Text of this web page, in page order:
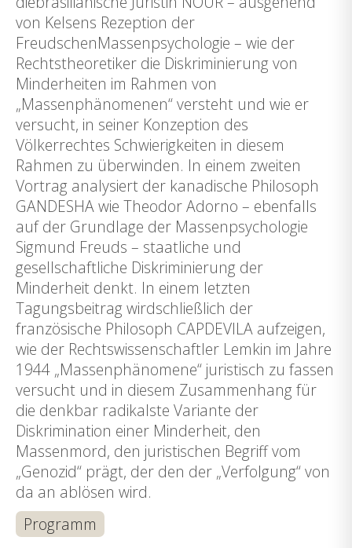
von Kelsens Rezeption der
FreudschenMassenpsychologie – wie der
Rechtstheoretiker die Diskriminierung von
Minderheiten im Rahmen von
„Massenphänomenen“ versteht und wie er
versucht, in seiner Konzeption des
Völkerrechtes Schwierigkeiten in diesem
Rahmen zu überwinden. In einem zweiten
Vortrag analysiert der kanadische Philosoph
GANDESHA wie Theodor Adorno – ebenfalls
auf der Grundlage der Massenpsychologie
Sigmund Freuds – staatliche und
gesellschaftliche Diskriminierung der
Minderheit denkt. In einem letzten
Tagungsbeitrag wirdschließlich der
französische Philosoph CAPDEVILA aufzeigen,
wie der Rechtswissenschaftler Lemkin im Jahre
1944 „Massenphänomene“ juristisch zu fassen
versucht und in diesem Zusammenhang für
die denkbar radikalste Variante der
Diskrimination einer Minderheit, den
Massenmord, den juristischen Begriff vom
„Genozid“ prägt, der den der „Verfolgung“ von
da an ablösen wird.
Programm